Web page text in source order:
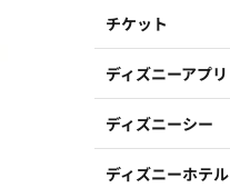
チケット
ディズニーアプリ
ディズニーシー
ディズニーホテル